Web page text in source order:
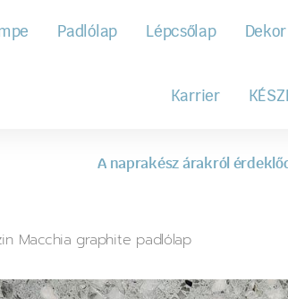
Padlólap Lépcsőlap Dekor
Karrier
A naprakész árakról
Macchia graphite padlólap